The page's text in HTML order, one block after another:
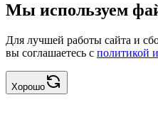
Мы используем
Для лучшей работы сайта и
вы соглашаетесь с политикой
Хорошо